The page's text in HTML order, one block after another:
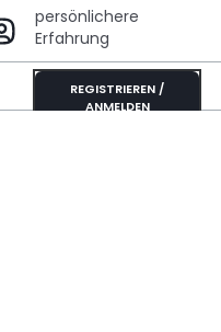
persönlichere
Erfahrung
REGISTRIEREN /
ANMELDEN